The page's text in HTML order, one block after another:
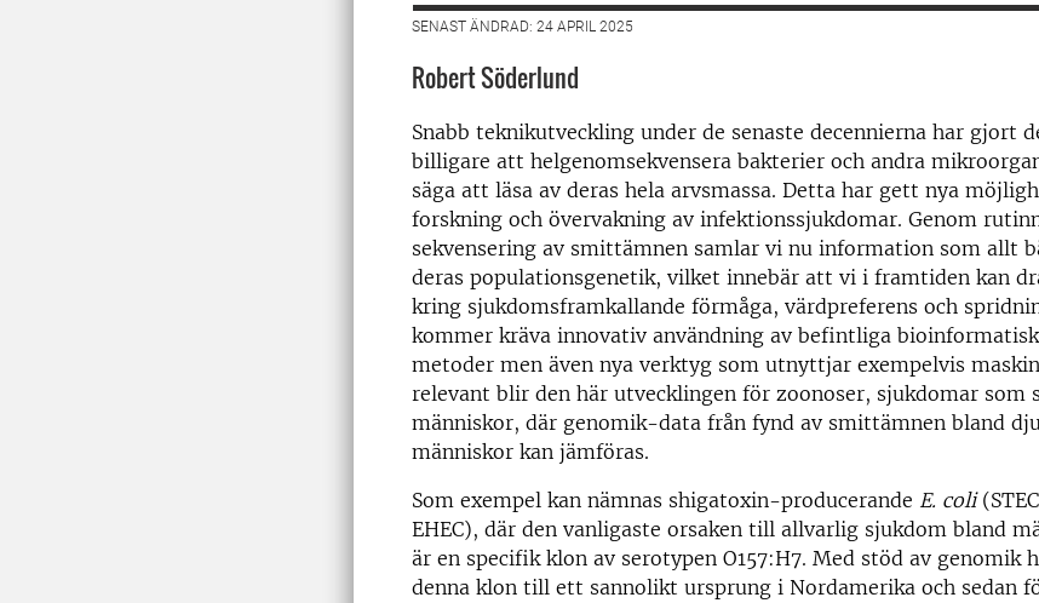
SENAST ÄNDRAD: 24 APRIL 2025
Robert Söderlund
Snabb teknikutveckling under de senaste decennierna har gjort
billigare att helgenomsekvensera bakterier och andra
säga att läsa av deras hela arvsmassa. Detta har gett nya
forskning och övervakning av infektionssjukdomar. Genom
sekvensering av smittämnen samlar vi nu information som allt
deras populationsgenetik, vilket innebär att vi i framtiden kan
kring sjukdomsframkallande förmåga, värdpreferens och
kommer kräva innovativ användning av befintliga
metoder men även nya verktyg som utnyttjar exempelvis
relevant blir den här utvecklingen för zoonoser, sjukdomar
människor, där genomik-data från fynd av smittämnen bland
människor kan jämföras.
Som exempel kan nämnas shigatoxin-producerande E. coli
EHEC), där den vanligaste orsaken till allvarlig sjukdom bland
är en specifik klon av serotypen O157:H7. Med stöd av genomik
denna klon till ett sannolikt ursprung i Nordamerika och sedan